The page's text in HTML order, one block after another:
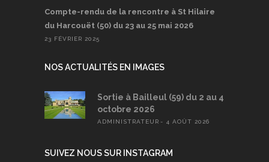
Compte-rendu de la rencontre à St Hilaire
du Harcouët (50) du 23 au 25 mai 2026
23 FÉVRIER 2025
NOS ACTUALITÉS EN IMAGES
Sortie à Bailleul (59) du 2 au 4
octobre 2026
ADMINISTRATEUR 4 AOÛT 2026
SUIVEZ NOUS SUR INSTAGRAM